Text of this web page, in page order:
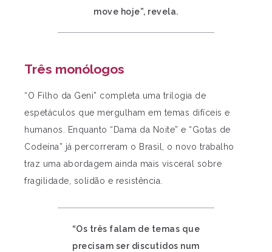
move hoje”, revela.
Três monólogos
“O Filho da Geni” completa uma trilogia de
espetáculos que mergulham em temas difíceis e
humanos. Enquanto “Dama da Noite” e “Gotas de
Codeína” já percorreram o Brasil, o novo trabalho
traz uma abordagem ainda mais visceral sobre
fragilidade, solidão e resistência.
“Os três falam de temas que
precisam ser discutidos num